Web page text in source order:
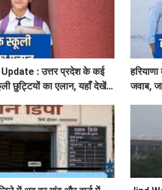
: उत्तर प्रदेश के कई
छुट्टियों का एलान, यहाँ देखें
जवाब,